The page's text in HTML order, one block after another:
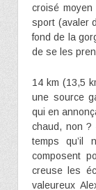
croisé
sport (avaler
fond de la
de se les
14 km (13,5
une source
qui en
chaud, non ?
temps qu’il
composent
creuse les
valeureux